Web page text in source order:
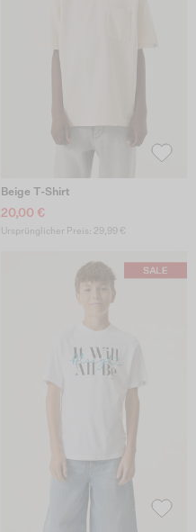
Beige T-Shirt
20,00 €
Ursprünglicher Preis: 29,99 €